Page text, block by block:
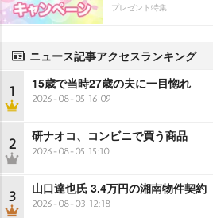
プレゼント特集
ニュース記事アクセスランキング
1 15歳で当時27歳の夫に一目惚れ
2026-08-05 16:09
2 研ナオコ、コンビニで買う商品
2026-08-05 15:10
3 山口達也氏 3.4万円の湘南物件契約
2026-08-03 12:18